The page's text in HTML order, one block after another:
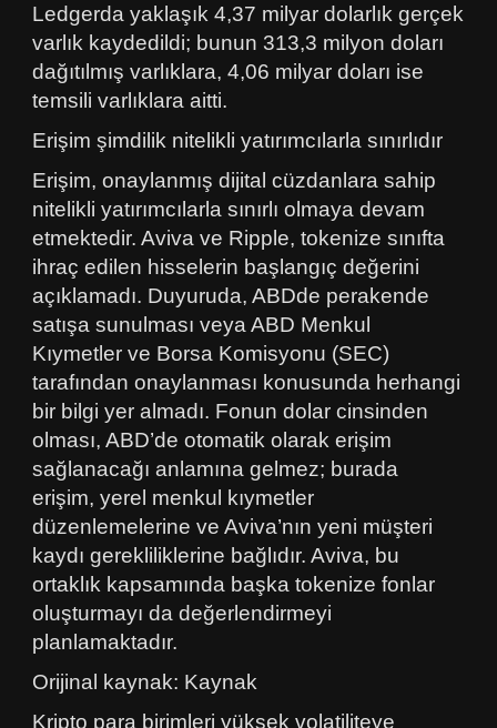
Ledgerda yaklaşık 4,37 milyar dolarlık gerçek
varlık kaydedildi; bunun 313,3 milyon doları
dağıtılmış varlıklara, 4,06 milyar doları ise
temsili varlıklara aitti.
Erişim şimdilik nitelikli yatırımcılarla sınırlıdır
Erişim, onaylanmış dijital cüzdanlara sahip
nitelikli yatırımcılarla sınırlı olmaya devam
etmektedir. Aviva ve Ripple, tokenize sınıfta
ihraç edilen hisselerin başlangıç değerini
açıklamadı. Duyuruda, ABDde perakende
satışa sunulması veya ABD Menkul
Kıymetler ve Borsa Komisyonu (SEC)
tarafından onaylanması konusunda herhangi
bir bilgi yer almadı. Fonun dolar cinsinden
olması, ABD’de otomatik olarak erişim
sağlanacağı anlamına gelmez; burada
erişim, yerel menkul kıymetler
düzenlemelerine ve Aviva’nın yeni müşteri
kaydı gerekliliklerine bağlıdır. Aviva, bu
ortaklık kapsamında başka tokenize fonlar
oluşturmayı da değerlendirmeyi
planlamaktadır.
Orijinal kaynak: Kaynak
Kripto para birimleri yüksek volatiliteye